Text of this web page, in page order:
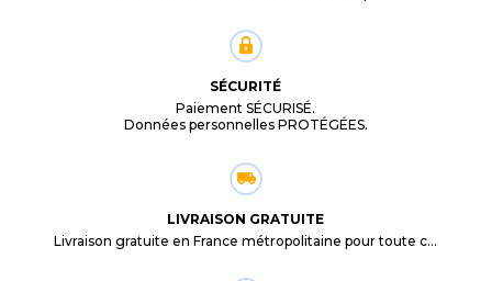
SÉCURITÉ
Paiement SÉCURISÉ.
Données personnelles PROTÉGÉES.
LIVRAISON GRATUITE
Livraison gratuite en France métropolitaine pour toute commande supérieure à 29,90€.